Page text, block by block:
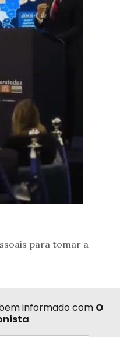
para tomar a
informado com O